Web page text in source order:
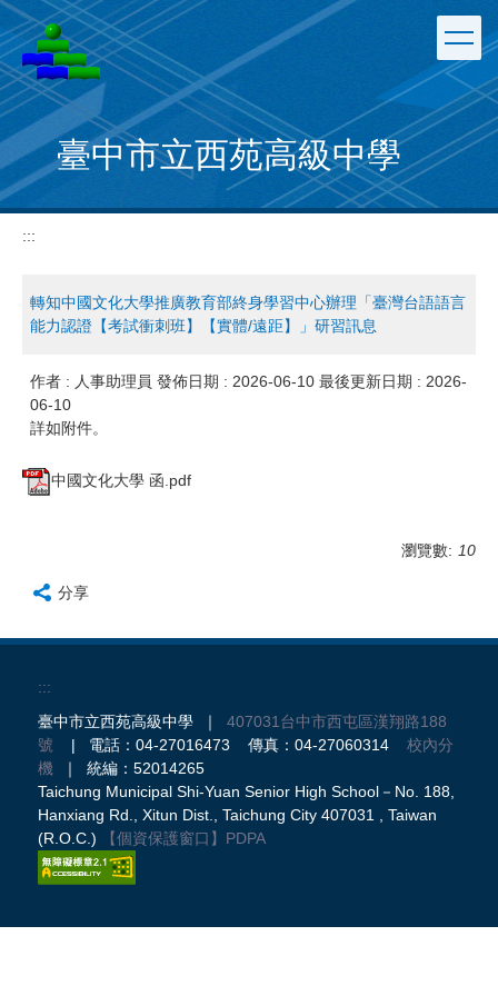
跳
到
主
要
內
容
區
臺中市立西苑高級中學
:::
轉知中國文化大學推廣教育部終身學習中心辦理「臺灣台語語言
能力認證【考試衝刺班】【實體/遠距】」研習訊息
作者 : 人事助理員 發佈日期 : 2026-06-10 最後更新日期 : 2026-
06-10
詳如附件。
中國文化大學 函.pdf
瀏覽數: 10
分享
:::
臺中市立西苑高級中學 ｜ 407031台中市西屯區漢翔路188
號 | 電話：04-27016473 傳真：04-27060314 校內分
機 ｜ 統編：52014265
Taichung Municipal Shi-Yuan Senior High School－No. 188,
Hanxiang Rd., Xitun Dist., Taichung City 407031 , Taiwan
(R.O.C.)
【個資保護窗口】 PDPA